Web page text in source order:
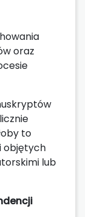
oraz
to
objętych
lub